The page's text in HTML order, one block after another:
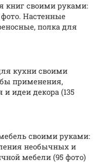
книг своими руками:
Настенные
полка для
кухни своими
применения,
идеи декора (135
своими руками:
необычных и
мебели (95 фото)